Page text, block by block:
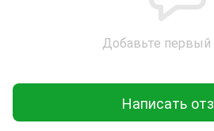
Добавьте
Написать